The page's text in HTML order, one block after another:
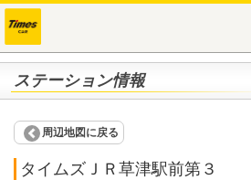
ステーション情報
周辺地図に戻る
タイムズＪＲ草津駅前第３